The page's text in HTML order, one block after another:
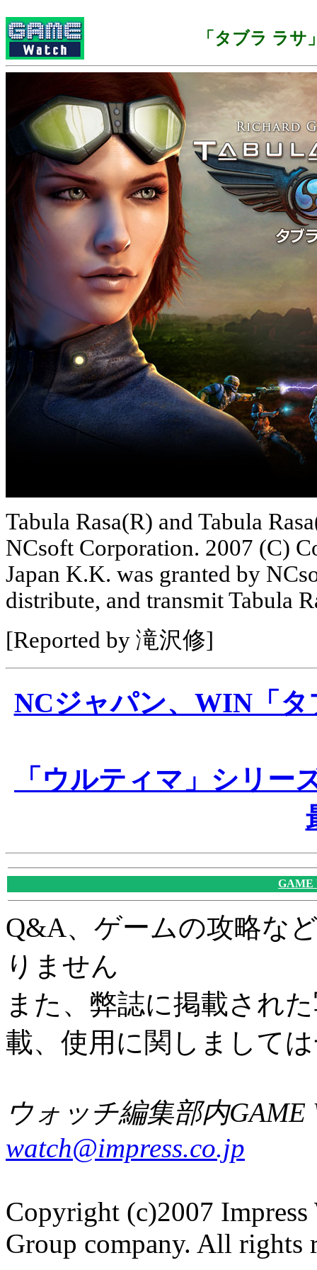
「タブラ ラサ
Tabula Rasa(R) and Tabula
NCsoft Corporation. 2007 (C)
Japan K.K. was granted by
distribute, and transmit Tabula
[Reported by 滝沢修]
NCジャパン、WIN「
「ウルティマ」シリー
GAME
Q&A、ゲームの攻略な
りません
また、弊誌に掲載され
載、使用に関しまして
ウォッチ編集部内GAME
watch@impress.co.jp
Copyright (c)2007 Impress
Group company. All rights